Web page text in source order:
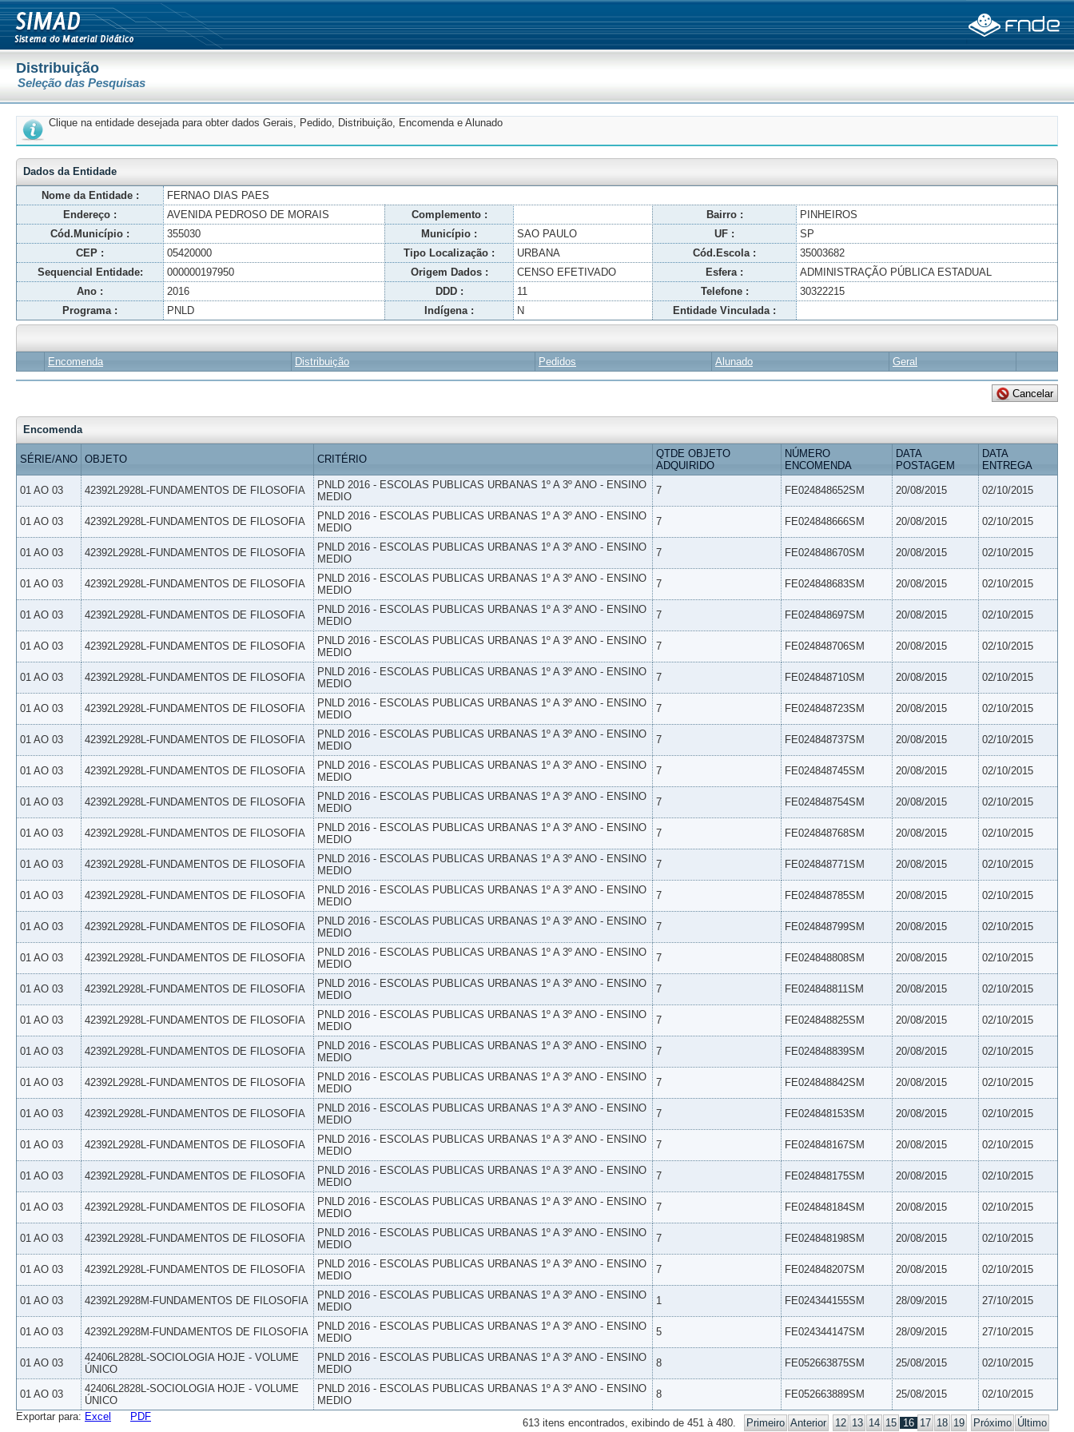
Distribuição
Seleção das Pesquisas
Clique na entidade desejada para obter dados Gerais, Pedido, Distribuição, Encomenda e Alunado
Dados da Entidade
Nome da Entidade :
FERNAO DIAS PAES
Endereço :
AVENIDA PEDROSO DE MORAIS Complemento : Bairro :
PINHEIROS
Cód.Município :
355030 Município : SAO PAULO UF :
SP
CEP :
05420000 Tipo Localização : URBANA Cód.Escola :
35003682
Sequencial Entidade:
000000197950 Origem Dados : CENSO EFETIVADO Esfera :
ADMINISTRAÇÃO PÚBLICA ESTADUAL
Ano :
2016 DDD : 11 Telefone :
30322215
Programa :
PNLD Indígena : N Entidade Vinculada :
Encomenda Distribuição Pedidos Alunado Geral
Encomenda
SÉRIE/ANO OBJETO CRITÉRIO
QTDE OBJETO
ADQUIRIDO
NÚMERO
ENCOMENDA
DATA
POSTAGEM
DATA
ENTREGA
01 AO 03 42392L2928L-FUNDAMENTOS DE FILOSOFIA
PNLD 2016 - ESCOLAS PUBLICAS URBANAS 1º A 3º ANO - ENSINO
MEDIO
7 FE024848652SM 20/08/2015 02/10/2015
01 AO 03 42392L2928L-FUNDAMENTOS DE FILOSOFIA
PNLD 2016 - ESCOLAS PUBLICAS URBANAS 1º A 3º ANO - ENSINO
MEDIO
7 FE024848666SM 20/08/2015 02/10/2015
01 AO 03 42392L2928L-FUNDAMENTOS DE FILOSOFIA
PNLD 2016 - ESCOLAS PUBLICAS URBANAS 1º A 3º ANO - ENSINO
MEDIO
7 FE024848670SM 20/08/2015 02/10/2015
01 AO 03 42392L2928L-FUNDAMENTOS DE FILOSOFIA
PNLD 2016 - ESCOLAS PUBLICAS URBANAS 1º A 3º ANO - ENSINO
MEDIO
7 FE024848683SM 20/08/2015 02/10/2015
01 AO 03 42392L2928L-FUNDAMENTOS DE FILOSOFIA
PNLD 2016 - ESCOLAS PUBLICAS URBANAS 1º A 3º ANO - ENSINO
MEDIO
7 FE024848697SM 20/08/2015 02/10/2015
01 AO 03 42392L2928L-FUNDAMENTOS DE FILOSOFIA
PNLD 2016 - ESCOLAS PUBLICAS URBANAS 1º A 3º ANO - ENSINO
MEDIO
7 FE024848706SM 20/08/2015 02/10/2015
01 AO 03 42392L2928L-FUNDAMENTOS DE FILOSOFIA
PNLD 2016 - ESCOLAS PUBLICAS URBANAS 1º A 3º ANO - ENSINO
MEDIO
7 FE024848710SM 20/08/2015 02/10/2015
01 AO 03 42392L2928L-FUNDAMENTOS DE FILOSOFIA
PNLD 2016 - ESCOLAS PUBLICAS URBANAS 1º A 3º ANO - ENSINO
MEDIO
7 FE024848723SM 20/08/2015 02/10/2015
01 AO 03 42392L2928L-FUNDAMENTOS DE FILOSOFIA
PNLD 2016 - ESCOLAS PUBLICAS URBANAS 1º A 3º ANO - ENSINO
MEDIO
7 FE024848737SM 20/08/2015 02/10/2015
01 AO 03 42392L2928L-FUNDAMENTOS DE FILOSOFIA
PNLD 2016 - ESCOLAS PUBLICAS URBANAS 1º A 3º ANO - ENSINO
MEDIO
7 FE024848745SM 20/08/2015 02/10/2015
01 AO 03 42392L2928L-FUNDAMENTOS DE FILOSOFIA
PNLD 2016 - ESCOLAS PUBLICAS URBANAS 1º A 3º ANO - ENSINO
MEDIO
7 FE024848754SM 20/08/2015 02/10/2015
01 AO 03 42392L2928L-FUNDAMENTOS DE FILOSOFIA
PNLD 2016 - ESCOLAS PUBLICAS URBANAS 1º A 3º ANO - ENSINO
MEDIO
7 FE024848768SM 20/08/2015 02/10/2015
01 AO 03 42392L2928L-FUNDAMENTOS DE FILOSOFIA
PNLD 2016 - ESCOLAS PUBLICAS URBANAS 1º A 3º ANO - ENSINO
MEDIO
7 FE024848771SM 20/08/2015 02/10/2015
01 AO 03 42392L2928L-FUNDAMENTOS DE FILOSOFIA
PNLD 2016 - ESCOLAS PUBLICAS URBANAS 1º A 3º ANO - ENSINO
MEDIO
7 FE024848785SM 20/08/2015 02/10/2015
01 AO 03 42392L2928L-FUNDAMENTOS DE FILOSOFIA
PNLD 2016 - ESCOLAS PUBLICAS URBANAS 1º A 3º ANO - ENSINO
MEDIO
7 FE024848799SM 20/08/2015 02/10/2015
01 AO 03 42392L2928L-FUNDAMENTOS DE FILOSOFIA
PNLD 2016 - ESCOLAS PUBLICAS URBANAS 1º A 3º ANO - ENSINO
MEDIO
7 FE024848808SM 20/08/2015 02/10/2015
01 AO 03 42392L2928L-FUNDAMENTOS DE FILOSOFIA
PNLD 2016 - ESCOLAS PUBLICAS URBANAS 1º A 3º ANO - ENSINO
MEDIO
7 FE024848811SM 20/08/2015 02/10/2015
01 AO 03 42392L2928L-FUNDAMENTOS DE FILOSOFIA
PNLD 2016 - ESCOLAS PUBLICAS URBANAS 1º A 3º ANO - ENSINO
MEDIO
7 FE024848825SM 20/08/2015 02/10/2015
01 AO 03 42392L2928L-FUNDAMENTOS DE FILOSOFIA
PNLD 2016 - ESCOLAS PUBLICAS URBANAS 1º A 3º ANO - ENSINO
MEDIO
7 FE024848839SM 20/08/2015 02/10/2015
01 AO 03 42392L2928L-FUNDAMENTOS DE FILOSOFIA
PNLD 2016 - ESCOLAS PUBLICAS URBANAS 1º A 3º ANO - ENSINO
MEDIO
7 FE024848842SM 20/08/2015 02/10/2015
01 AO 03 42392L2928L-FUNDAMENTOS DE FILOSOFIA
PNLD 2016 - ESCOLAS PUBLICAS URBANAS 1º A 3º ANO - ENSINO
MEDIO
7 FE024848153SM 20/08/2015 02/10/2015
01 AO 03 42392L2928L-FUNDAMENTOS DE FILOSOFIA
PNLD 2016 - ESCOLAS PUBLICAS URBANAS 1º A 3º ANO - ENSINO
MEDIO
7 FE024848167SM 20/08/2015 02/10/2015
01 AO 03 42392L2928L-FUNDAMENTOS DE FILOSOFIA
PNLD 2016 - ESCOLAS PUBLICAS URBANAS 1º A 3º ANO - ENSINO
MEDIO
7 FE024848175SM 20/08/2015 02/10/2015
01 AO 03 42392L2928L-FUNDAMENTOS DE FILOSOFIA
PNLD 2016 - ESCOLAS PUBLICAS URBANAS 1º A 3º ANO - ENSINO
MEDIO
7 FE024848184SM 20/08/2015 02/10/2015
01 AO 03 42392L2928L-FUNDAMENTOS DE FILOSOFIA
PNLD 2016 - ESCOLAS PUBLICAS URBANAS 1º A 3º ANO - ENSINO
MEDIO
7 FE024848198SM 20/08/2015 02/10/2015
01 AO 03 42392L2928L-FUNDAMENTOS DE FILOSOFIA
PNLD 2016 - ESCOLAS PUBLICAS URBANAS 1º A 3º ANO - ENSINO
MEDIO
7 FE024848207SM 20/08/2015 02/10/2015
01 AO 03 42392L2928M-FUNDAMENTOS DE FILOSOFIA
PNLD 2016 - ESCOLAS PUBLICAS URBANAS 1º A 3º ANO - ENSINO
MEDIO
1 FE024344155SM 28/09/2015 27/10/2015
01 AO 03 42392L2928M-FUNDAMENTOS DE FILOSOFIA
PNLD 2016 - ESCOLAS PUBLICAS URBANAS 1º A 3º ANO - ENSINO
MEDIO
5 FE024344147SM 28/09/2015 27/10/2015
01 AO 03
42406L2828L-SOCIOLOGIA HOJE - VOLUME
ÚNICO
PNLD 2016 - ESCOLAS PUBLICAS URBANAS 1º A 3º ANO - ENSINO
MEDIO
8 FE052663875SM 25/08/2015 02/10/2015
01 AO 03
42406L2828L-SOCIOLOGIA HOJE - VOLUME
ÚNICO
PNLD 2016 - ESCOLAS PUBLICAS URBANAS 1º A 3º ANO - ENSINO
MEDIO
8 FE052663889SM 25/08/2015 02/10/2015
613 itens encontrados, exibindo de 451 à 480. Primeiro Anterior 12 13 14 15 16 17 18 19 Próximo Último
Exportar para: Excel PDF